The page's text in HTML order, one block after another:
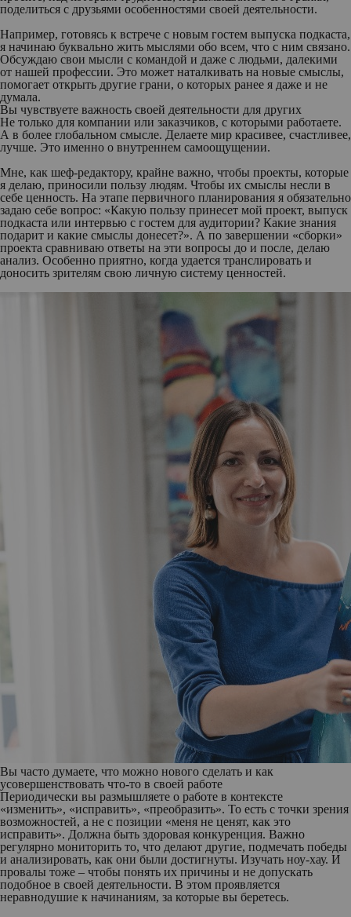
поделиться с друзьями особенностями своей деятельности.
Hапример, готовясь к встрече с новым гостем выпуска подкаста,
я начинаю буквально жить мыслями обо всем, что с ним связано.
Обсуждаю свои мысли с командой и даже с людьми, далекими
от нашей профессии. Это может наталкивать на новые смыслы,
помогает открыть другие грани, о которых ранее я даже и не
думала.
Вы чувствуете важность своей деятельности для других
Не только для компании или заказчиков, с которыми работаете.
А в более глобальном смысле. Делаете мир красивее, счастливее,
лучше. Это именно о внутреннем самоощущении.
Мне, как шеф-редактору, крайне важно, чтобы проекты, которые
я делаю, приносили пользу людям. Чтобы их смыслы несли в
себе ценность. На этапе первичного планирования я обязательно
задаю себе вопрос: «Какую пользу принесет мой проект, выпуск
подкаста или интервью с гостем для аудитории? Какие знания
подарит и какие смыслы донесет?». А по завершении «сборки»
проекта сравниваю ответы на эти вопросы до и после, делаю
анализ. Особенно приятно, когда удается транслировать и
доносить зрителям свою личную систему ценностей.
Вы часто думаете, что можно нового сделать и как
усовершенствовать что-то в своей работе
Периодически вы размышляете о работе в контексте
«изменить», «исправить», «преобразить». То есть с точки зрения
возможностей, а не с позиции «меня не ценят, как это
исправить». Должна быть здоровая конкуренция. Важно
регулярно мониторить то, что делают другие, подмечать победы
и анализировать, как они были достигнуты. Изучать ноу-хау. И
провалы тоже – чтобы понять их причины и не допускать
подобное в своей деятельности. В этом проявляется
неравнодушие к начинаниям, за которые вы беретесь.